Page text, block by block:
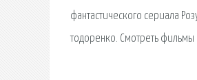
фантастического сериала
тодоренко. Смотреть